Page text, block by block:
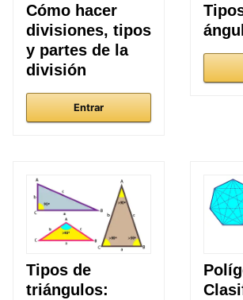
Cómo hacer
divisiones, tipos
y partes de la
división
Entrar
Tipos de
triángulos: